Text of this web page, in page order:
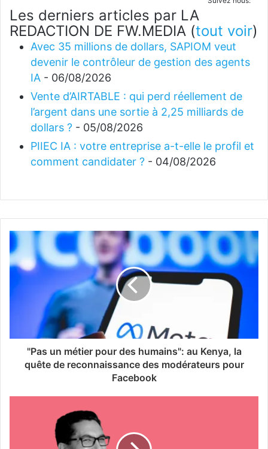
Les derniers articles par LA
REDACTION DE FW.MEDIA (tout voir)
Avec 35 millions de dollars, SAPIOM veut
devenir le contrôleur de gestion des agents
IA - 06/08/2026
Vente d’AIRTABLE : qui perd réellement de
l’argent dans une sortie à 2,25 milliards de
dollars ? - 05/08/2026
PIIEC IA : votre entreprise a-t-elle le profil et
comment candidater ? - 04/08/2026
"Pas un métier pour des humains": au Kenya, la
quête de reconnaissance des modérateurs pour
Facebook